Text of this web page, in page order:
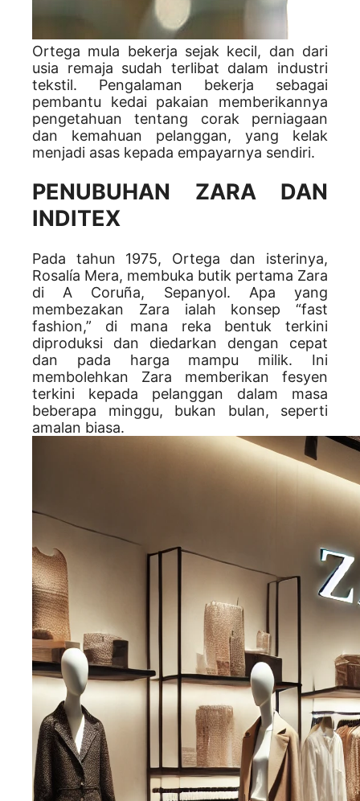
Ortega mula bekerja sejak kecil, dan dari
usia remaja sudah terlibat dalam industri
tekstil. Pengalaman bekerja sebagai
pembantu kedai pakaian memberikannya
pengetahuan tentang corak perniagaan
dan kemahuan pelanggan, yang kelak
menjadi asas kepada empayarnya sendiri.
PENUBUHAN ZARA DAN
INDITEX
Pada tahun 1975, Ortega dan isterinya,
Rosalía Mera, membuka butik pertama Zara
di A Coruña, Sepanyol. Apa yang
membezakan Zara ialah konsep “fast
fashion,” di mana reka bentuk terkini
diproduksi dan diedarkan dengan cepat
dan pada harga mampu milik. Ini
membolehkan Zara memberikan fesyen
terkini kepada pelanggan dalam masa
beberapa minggu, bukan bulan, seperti
amalan biasa.